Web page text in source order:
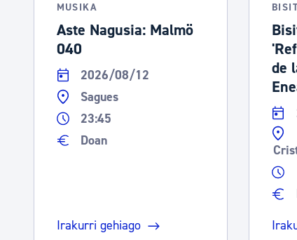
MUSIKA
Aste Nagusia: Malmö
040
2026/08/12
Sagues
23:45
Doan
Irakurri gehiago
de